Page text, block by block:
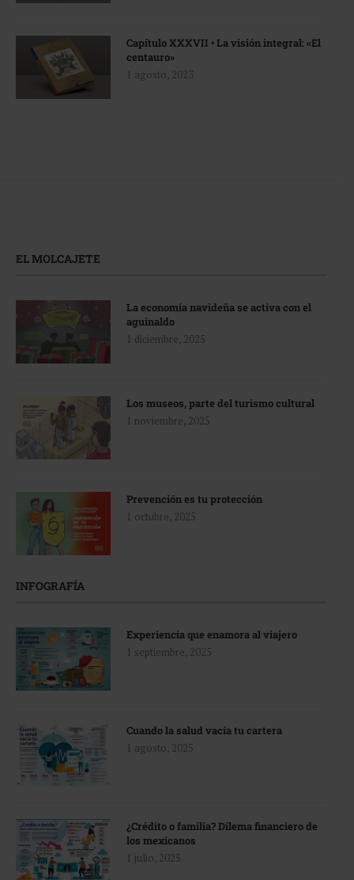
Capítulo XXXVII • La visión integral: «El
centauro»
1 agosto, 2023
EL MOLCAJETE
La economía navideña se activa con el
aguinaldo
1 diciembre, 2025
Los museos, parte del turismo cultural
1 noviembre, 2025
Prevención es tu protección
1 octubre, 2025
INFOGRAFÍA
Experiencia que enamora al viajero
1 septiembre, 2025
Cuando la salud vacía tu cartera
1 agosto, 2025
¿Crédito o familia? Dilema financiero de
los mexicanos
1 julio, 2025